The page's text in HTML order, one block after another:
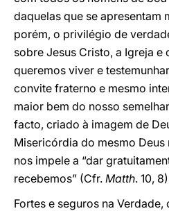
daquelas que se apresentam
porém, o privilégio de
sobre Jesus Cristo, a Igreja e
queremos viver e
convite fraterno e mesmo
maior bem do nosso
facto, criado à imagem de
Misericórdia do mesmo Deus
nos impele a “dar
recebemos” (Cfr. Matth. 10,
Fortes e seguros na